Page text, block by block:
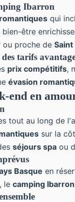
Ibarron
qui
être
ou proche de Saint
tarifs
prix compétitifs,
évasion
end en
tout au long de
sur la
séjours spa ou
Basque en
le camping Ibarron